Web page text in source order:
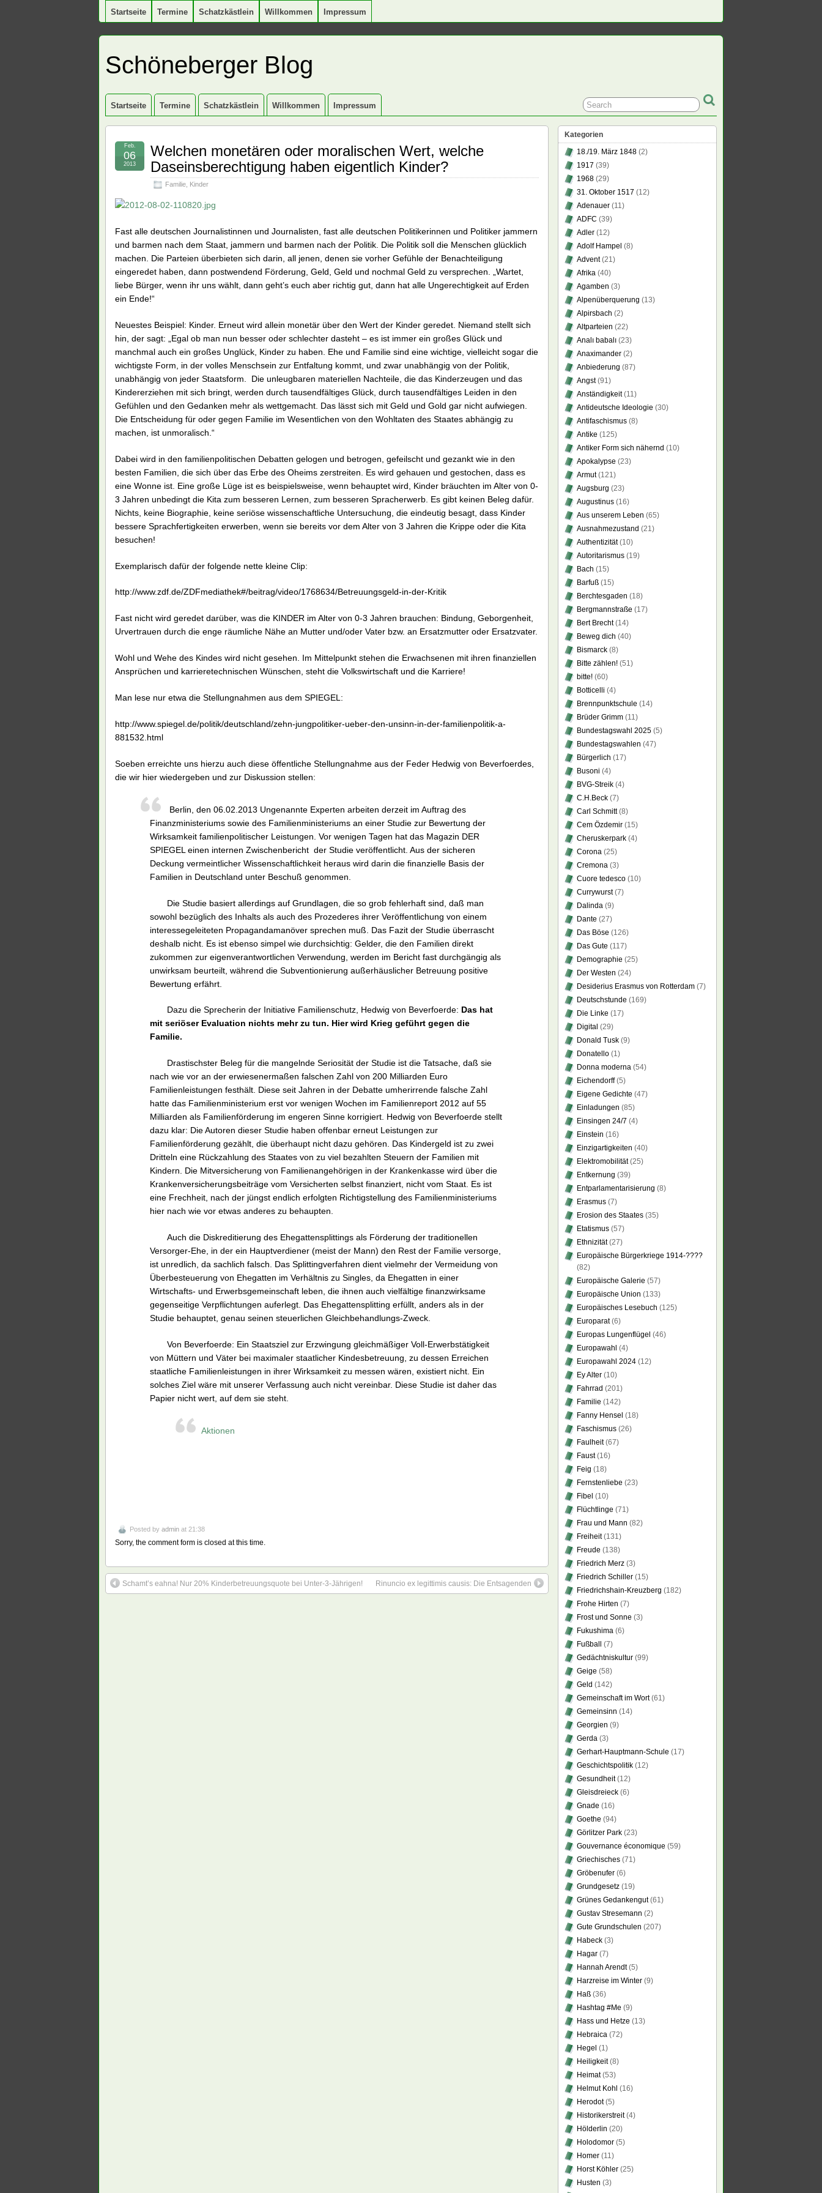
Startseite Termine Schatzkästlein Willkommen Impressum
Schöneberger Blog
Startseite Termine Schatzkästlein Willkommen Impressum
Welchen monetären oder moralischen Wert, welche
Daseinsberechtigung haben eigentlich Kinder?
Familie Kinder
Feb.
06
2013
Fast alle deutschen Journalistinnen und Journalisten, fast alle deutschen Politikerinnen und Politiker jammern
und barmen nach dem Staat, jammern und barmen nach der Politik. Die Politik soll die Menschen glücklich
machen. Die Parteien überbieten sich darin, all jenen, denen sie vorher Gefühle der Benachteiligung
eingeredet haben, dann postwendend Förderung, Geld, Geld und nochmal Geld zu versprechen. „Wartet,
liebe Bürger, wenn ihr uns wählt, dann geht’s euch aber richtig gut, dann hat alle Ungerechtigkeit auf Erden
ein Ende!“
Neuestes Beispiel: Kinder. Erneut wird allein monetär über den Wert der Kinder geredet. Niemand stellt sich
hin, der sagt: „Egal ob man nun besser oder schlechter dasteht – es ist immer ein großes Glück und
manchmal auch ein großes Unglück, Kinder zu haben. Ehe und Familie sind eine wichtige, vielleicht sogar die
wichtigste Form, in der volles Menschsein zur Entfaltung kommt, und zwar unabhängig von der Politik,
unabhängig von jeder Staatsform. Die unleugbaren materiellen Nachteile, die das Kinderzeugen und das
Kindererziehen mit sich bringt, werden durch tausendfältiges Glück, durch tausendfältiges Leiden in den
Gefühlen und den Gedanken mehr als wettgemacht. Das lässt sich mit Geld und Gold gar nicht aufwiegen.
Die Entscheidung für oder gegen Familie im Wesentlichen von den Wohltaten des Staates abhängig zu
machen, ist unmoralisch.“
Dabei wird in den familienpolitischen Debatten gelogen und betrogen, gefeilscht und gezankt wie in den
besten Familien, die sich über das Erbe des Oheims zerstreiten. Es wird gehauen und gestochen, dass es
eine Wonne ist. Eine große Lüge ist es beispielsweise, wenn behauptet wird, Kinder bräuchten im Alter von 0-
3 Jahren unbedingt die Kita zum besseren Lernen, zum besseren Spracherwerb. Es gibt keinen Beleg dafür.
Nichts, keine Biographie, keine seriöse wissenschaftliche Untersuchung, die eindeutig besagt, dass Kinder
bessere Sprachfertigkeiten erwerben, wenn sie bereits vor dem Alter von 3 Jahren die Krippe oder die Kita
besuchen!
Exemplarisch dafür der folgende nette kleine Clip:
http://www.zdf.de/ZDFmediathek#/beitrag/video/1768634/Betreuungsgeld-in-der-Kritik
Fast nicht wird geredet darüber, was die KINDER im Alter von 0-3 Jahren brauchen: Bindung, Geborgenheit,
Urvertrauen durch die enge räumliche Nähe an Mutter und/oder Vater bzw. an Ersatzmutter oder Ersatzvater.
Wohl und Wehe des Kindes wird nicht gesehen. Im Mittelpunkt stehen die Erwachsenen mit ihren finanziellen
Ansprüchen und karrieretechnischen Wünschen, steht die Volkswirtschaft und die Karriere!
Man lese nur etwa die Stellungnahmen aus dem SPIEGEL:
http://www.spiegel.de/politik/deutschland/zehn-jungpolitiker-ueber-den-unsinn-in-der-familienpolitik-a-
881532.html
Soeben erreichte uns hierzu auch diese öffentliche Stellungnahme aus der Feder Hedwig von Beverfoerdes,
die wir hier wiedergeben und zur Diskussion stellen:
Berlin, den 06.02.2013 Ungenannte Experten arbeiten derzeit im Auftrag des
Finanzministeriums sowie des Familienministeriums an einer Studie zur Bewertung der
Wirksamkeit familienpolitischer Leistungen. Vor wenigen Tagen hat das Magazin DER
SPIEGEL einen internen Zwischenbericht der Studie veröffentlicht. Aus der sicheren
Deckung vermeintlicher Wissenschaftlichkeit heraus wird darin die finanzielle Basis der
Familien in Deutschland unter Beschuß genommen.
Die Studie basiert allerdings auf Grundlagen, die so grob fehlerhaft sind, daß man
sowohl bezüglich des Inhalts als auch des Prozederes ihrer Veröffentlichung von einem
interessegeleiteten Propagandamanöver sprechen muß. Das Fazit der Studie überrascht
deshalb nicht. Es ist ebenso simpel wie durchsichtig: Gelder, die den Familien direkt
zukommen zur eigenverantwortlichen Verwendung, werden im Bericht fast durchgängig als
unwirksam beurteilt, während die Subventionierung außerhäuslicher Betreuung positive
Bewertung erfährt.
Dazu die Sprecherin der Initiative Familienschutz, Hedwig von Beverfoerde:  Das hat
mit seriöser Evaluation nichts mehr zu tun. Hier wird Krieg geführt gegen die
Familie.
Drastischster Beleg für die mangelnde Seriosität der Studie ist die Tatsache, daß sie
nach wie vor an der erwiesenermaßen falschen Zahl von 200 Milliarden Euro
Familienleistungen festhält. Diese seit Jahren in der Debatte umherirrende falsche Zahl
hatte das Familienministerium erst vor wenigen Wochen im Familienreport 2012 auf 55
Milliarden als Familienförderung im engeren Sinne korrigiert. Hedwig von Beverfoerde stellt
dazu klar: Die Autoren dieser Studie haben offenbar erneut Leistungen zur
Familienförderung gezählt, die überhaupt nicht dazu gehören. Das Kindergeld ist zu zwei
Dritteln eine Rückzahlung des Staates von zu viel bezahlten Steuern der Familien mit
Kindern. Die Mitversicherung von Familienangehörigen in der Krankenkasse wird über die
Krankenversicherungsbeiträge vom Versicherten selbst finanziert, nicht vom Staat. Es ist
eine Frechheit, nach der jüngst endlich erfolgten Richtigstellung des Familienministeriums
hier nach wie vor etwas anderes zu behaupten.
Auch die Diskreditierung des Ehegattensplittings als Förderung der traditionellen
Versorger-Ehe, in der ein Hauptverdiener (meist der Mann) den Rest der Familie versorge,
ist unredlich, da sachlich falsch. Das Splittingverfahren dient vielmehr der Vermeidung von
Überbesteuerung von Ehegatten im Verhältnis zu Singles, da Ehegatten in einer
Wirtschafts- und Erwerbsgemeinschaft leben, die ihnen auch vielfältige finanzwirksame
gegenseitige Verpflichtungen auferlegt. Das Ehegattensplitting erfüllt, anders als in der
Studie behauptet, genau seinen steuerlichen Gleichbehandlungs-Zweck.
Von Beverfoerde: Ein Staatsziel zur Erzwingung gleichmäßiger Voll-Erwerbstätigkeit
von Müttern und Väter bei maximaler staatlicher Kindesbetreuung, zu dessen Erreichen
staatliche Familienleistungen in ihrer Wirksamkeit zu messen wären, existiert nicht. Ein
solches Ziel wäre mit unserer Verfassung auch nicht vereinbar. Diese Studie ist daher das
Papier nicht wert, auf dem sie steht.
Aktionen
Posted by admin at 21:38
Sorry, the comment form is closed at this time.
Schamt’s eahna! Nur 20% Kinderbetreuungsquote bei Unter-3-Jährigen! Rinuncio ex legittimis causis: Die Entsagenden
Kategorien
18./19. März 1848 (2)
1917 (39)
1968 (29)
31. Oktober 1517 (12)
Adenauer (11)
ADFC (39)
Adler (12)
Adolf Hampel (8)
Advent(21)
Afrika (40)
Agamben (3)
Alpenüberquerung (13)
Alpirsbach (2)
Altparteien (22)
Analı babalı (23)
Anaximander (2)
Anbiederung (87)
Angst(91)
Anständigkeit(11)
Antideutsche Ideologie (30)
Antifaschismus (8)
Antike (125)
Antiker Form sich nähernd (10)
Apokalypse (23)
Armut(121)
Augsburg (23)
Augustinus (16)
Aus unserem Leben (65)
Ausnahmezustand (21)
Authentizität(10)
Autoritarismus (19)
Bach (15)
Barfuß (15)
Berchtesgaden (18)
Bergmannstraße (17)
Bert Brecht(14)
Beweg dich (40)
Bismarck (8)
Bitte zählen! (51)
bitte! (60)
Botticelli (4)
Brennpunktschule (14)
Brüder Grimm (11)
Bundestagswahl 2025 (5)
Bundestagswahlen (47)
Bürgerlich (17)
Busoni (4)
BVG-Streik (4)
C.H.Beck (7)
Carl Schmitt(8)
Cem Özdemir (15)
Cheruskerpark (4)
Corona (25)
Cremona (3)
Cuore tedesco (10)
Currywurst(7)
Dalinda (9)
Dante (27)
Das Böse (126)
Das Gute (117)
Demographie (25)
Der Westen (24)
Desiderius Erasmus von Rotterdam (7)
Deutschstunde (169)
Die Linke (17)
Digital (29)
Donald Tusk (9)
Donatello (1)
Donna moderna (54)
Eichendorff(5)
Eigene Gedichte (47)
Einladungen (85)
Einsingen 24/7 (4)
Einstein (16)
Einzigartigkeiten (40)
Elektromobilität(25)
Entkernung (39)
Entparlamentarisierung (8)
Erasmus (7)
Erosion des Staates (35)
Etatismus (57)
Ethnizität(27)
Europäische Bürgerkriege 1914-????
(82)
Europäische Galerie (57)
Europäische Union (133)
Europäisches Lesebuch (125)
Europarat(6)
Europas Lungenflügel (46)
Europawahl (4)
Europawahl 2024 (12)
Ey Alter (10)
Fahrrad (201)
Familie (142)
Fanny Hensel (18)
Faschismus (26)
Faulheit(67)
Faust(16)
Feig (18)
Fernstenliebe (23)
Fibel (10)
Flüchtlinge (71)
Frau und Mann (82)
Freiheit(131)
Freude (138)
Friedrich Merz (3)
Friedrich Schiller (15)
Friedrichshain-Kreuzberg (182)
Frohe Hirten (7)
Frost und Sonne (3)
Fukushima (6)
Fußball
(7)
Gedächtniskultur (99)
Geige (58)
Geld (142)
Gemeinschaft im Wort(61)
Gemeinsinn (14)
Georgien (9)
Gerda (3)
Gerhart-Hauptmann-Schule (17)
Geschichtspolitik (12)
Gesundheit(12)
Gleisdreieck (6)
Gnade (16)
Goethe (94)
Görlitzer Park (23)
Gouvernance économique (59)
Griechisches (71)
Gröbenufer (6)
Grundgesetz (19)
Grünes Gedankengut(61)
Gustav Stresemann (2)
Gute Grundschulen (207)
Habeck (3)
Hagar (7)
Hannah Arendt(5)
Harzreise im Winter (9)
Haß (36)
Hashtag #Me (9)
Hass und Hetze (13)
Hebraica (72)
Hegel (1)
Heiligkeit(8)
Heimat(53)
Helmut Kohl (16)
Herodot(5)
Historikerstreit(4)
Hölderlin (20)
Holodomor (5)
Homer (11)
Horst Köhler (25)
Husten (3)